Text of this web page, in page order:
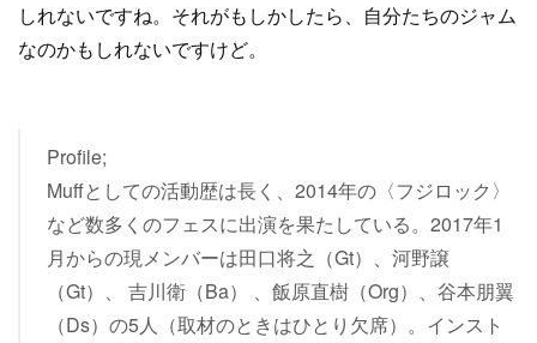
しれないですね。それがもしかしたら、自分たちのジャム
なのかもしれないですけど。
Profile;
Muffとしての活動歴は長く、2014年の〈フジロック〉
など数多くのフェスに出演を果たしている。2017年1
月からの現メンバーは田口将之（Gt）、河野譲
（Gt）、 吉川衛（Ba） 、飯原直樹（Org）、谷本朋翼
（Ds）の5人（取材のときはひとり欠席）。インスト